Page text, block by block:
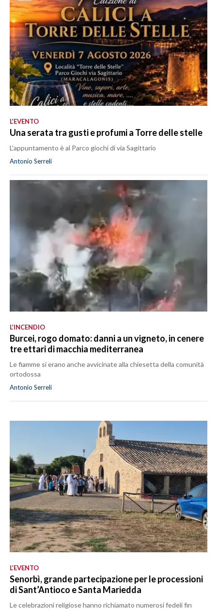
L’EVENTO
Una serata tra gusti e profumi a Torre delle stelle
L'appuntamento è al Parco giochi di via Sagittario
Antonio Serreli
L’INCENDIO
Burcei, rogo domato: danni a un vigneto, in cenere
tre ettari di macchia mediterranea
Le fiamme si erano anche avvicinate alla chiesetta della comunità
ortodossa
Antonio Serreli
L’EVENTO
Senorbì, grande partecipazione per le processioni
di Sant’Antioco e Santa Mariedda
Le celebrazioni religiose hanno richiamato numerosi fedeli fin